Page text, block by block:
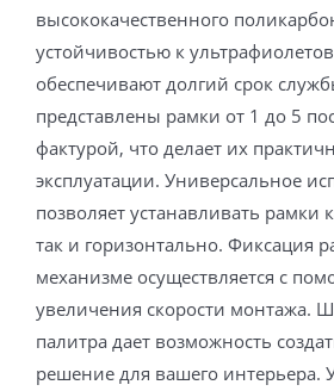
высококачественного
устойчивостью к
обеспечивают долгий срок
представлены рамки от 1 до 5
фактурой, что делает их
эксплуатации. Универсальное
позволяет устанавливать рамки
так и горизонтально. Фиксация
механизме осуществляется с
увеличения скорости монтажа.
палитра дает возможность
решение для вашего интерьера.